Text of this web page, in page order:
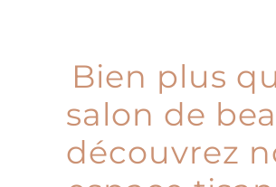
Bien plus
salon de
découvrez